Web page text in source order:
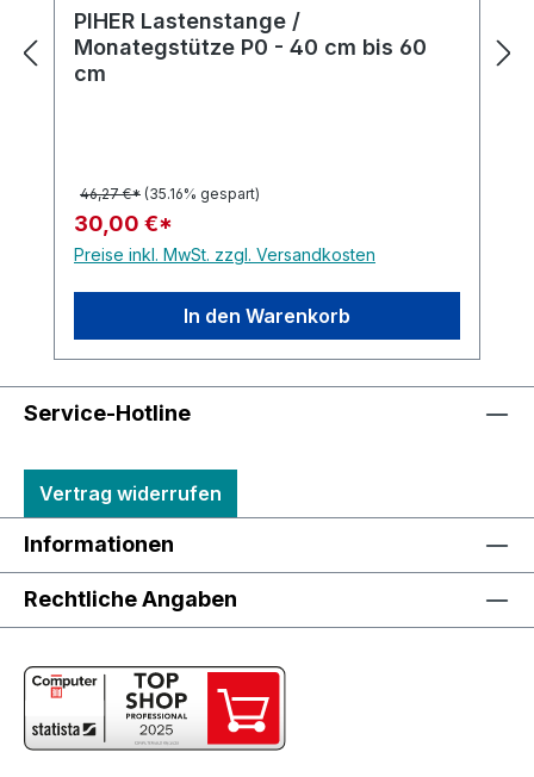
PIHER Lastenstange /
Monategstütze P0 - 40 cm bis 60
cm
46,27 €* (35.16% gespart)
30,00 €*
Preise inkl. MwSt. zzgl. Versandkosten
In den Warenkorb
Service-Hotline
Vertrag widerrufen
Informationen
Rechtliche Angaben